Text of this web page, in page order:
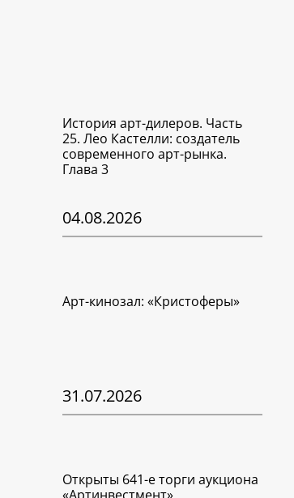
История арт-дилеров. Часть
25. Лео Кастелли: создатель
современного арт-рынка.
Глава 3
04.08.2026
Арт-кинозал: «Кристоферы»
31.07.2026
Открыты 641-е торги аукциона